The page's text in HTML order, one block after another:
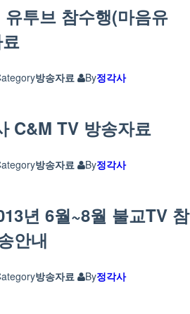
투브 참수행(마음유
방송자료 By정각사
C&M TV 방송자료
방송자료 By정각사
년 6월~8월 불교TV 참
안내
방송자료 By정각사